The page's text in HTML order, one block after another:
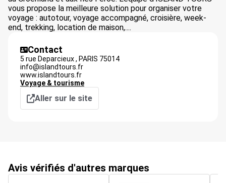
vous propose la meilleure solution pour organiser votre
voyage : autotour, voyage accompagné, croisière, week-
end, trekking, location de maison,....
Contact
5 rue Deparcieux , PARIS 75014
info@islandtours.fr
www.islandtours.fr
Voyage & tourisme
Aller sur le site
Avis vérifiés d'autres marques